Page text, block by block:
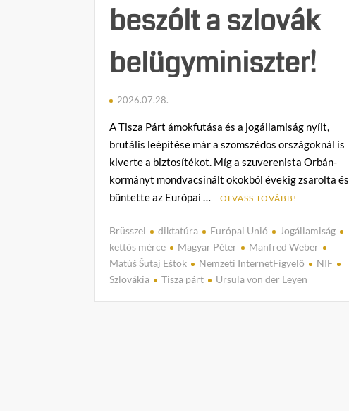
beszólt a szlovák
belügyminiszter!
2026.07.28.
A Tisza Párt ámokfutása és a jogállamiság nyílt,
brutális leépítése már a szomszédos országoknál is
kiverte a biztosítékot. Míg a szuverenista Orbán-
kormányt mondvacsinált okokból évekig zsarolta és
büntette az Európai …
OLVASS TOVÁBB!
Brüsszel diktatúra Európai Unió
Jogállamiság
kettős mérce
Magyar Péter
Manfred Weber
Matúš Šutaj Eštok
Nemzeti InternetFigyelő
NIF
Szlovákia
Tisza párt Ursula von der Leyen